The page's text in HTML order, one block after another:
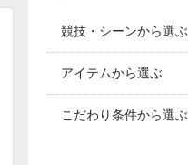
競技・シーンから選ぶ
アイテムから選ぶ
こだわり条件から選ぶ